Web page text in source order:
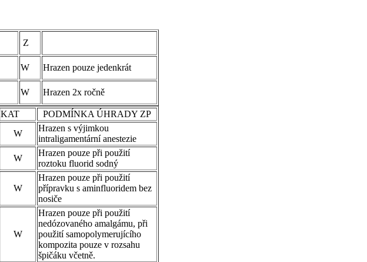
Z
W Hrazen pouze jedenkrát
W Hrazen 2x ročně
KAT
PODMÍNKA ÚHRADY ZP
W
Hrazen s výjimkou
intraligamentární anestezie
W
Hrazen pouze při použití
roztoku fluorid sodný
W
Hrazen pouze při použití
přípravku s aminfluoridem bez
nosiče
W
Hrazen pouze při použití
nedózovaného amalgámu, při
použití samopolymerujícího
kompozita pouze v rozsahu
špičáku včetně.